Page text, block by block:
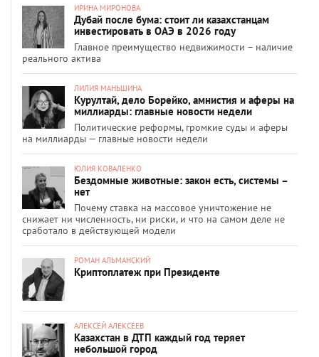
ИРИНА МИРОНОВА
Дубай после бума: стоит ли казахстанцам
инвестировать в ОАЭ в 2026 году
Главное преимущество недвижимости – наличие
реального актива
ЛИЛИЯ МАНЬШИНА
Курултай, дело Борейко, амнистия и аферы на
миллиарды: главные новости недели
Политические реформы, громкие суды и аферы
на миллиарды — главные новости недели
ЮЛИЯ КОВАЛЕНКО
Бездомные животные: закон есть, системы –
нет
Почему ставка на массовое уничтожение не
снижает ни численность, ни риски, и что на самом деле не
сработало в действующей модели
РОМАН АЛЬМАНСКИЙ
Криптоплатеж при Президенте
АЛЕКСЕЙ АЛЕКСЕЕВ
Казахстан в ДТП каждый год теряет
небольшой город